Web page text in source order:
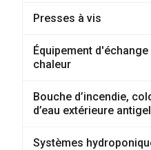
Presses à vis
Équipement d'échange
chaleur
Bouche d’incendie,
d’eau extérieure antigel
Systèmes